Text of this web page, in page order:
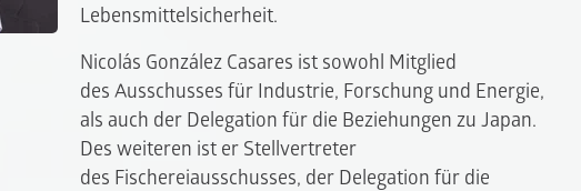
Lebensmittelsicherheit.
Nicolás González Casares ist sowohl Mitglied
des Ausschusses für Industrie, Forschung und Energie,
als auch der Delegation für die Beziehungen zu Japan.
Des weiteren ist er Stellvertreter
des Fischereiausschusses, der Delegation für die